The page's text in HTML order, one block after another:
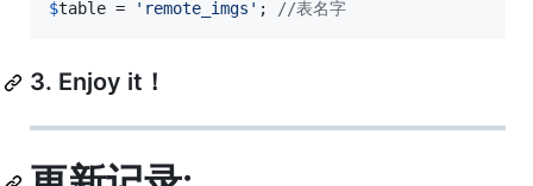
$table = ' remote_imgs ' ; //表名字
3. Enjoy it！